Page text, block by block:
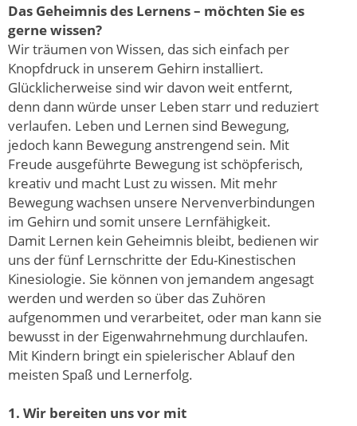
Das Geheimnis des Lernens – möchten Sie es
gerne wissen?
Wir träumen von Wissen, das sich einfach per
Knopfdruck in unserem Gehirn installiert.
Glücklicherweise sind wir davon weit entfernt,
denn dann würde unser Leben starr und reduziert
verlaufen. Leben und Lernen sind Bewegung,
jedoch kann Bewegung anstrengend sein. Mit
Freude ausgeführte Bewegung ist schöpferisch,
kreativ und macht Lust zu wissen. Mit mehr
Bewegung wachsen unsere Nervenverbindungen
im Gehirn und somit unsere Lernfähigkeit.
Damit Lernen kein Geheimnis bleibt, bedienen wir
uns der fünf Lernschritte der Edu-Kinestischen
Kinesiologie. Sie können von jemandem angesagt
werden und werden so über das Zuhören
aufgenommen und verarbeitet, oder man kann sie
bewusst in der Eigenwahrnehmung durchlaufen.
Mit Kindern bringt ein spielerischer Ablauf den
meisten Spaß und Lernerfolg.
1. Wir bereiten uns vor mit